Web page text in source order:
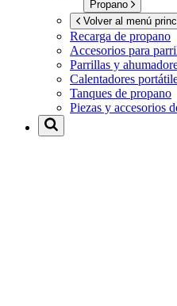
Propano
Volver al menú
Recarga de propano
Accesorios para
Parrillas y
Calentadores
Tanques de propano
Piezas y accesorios